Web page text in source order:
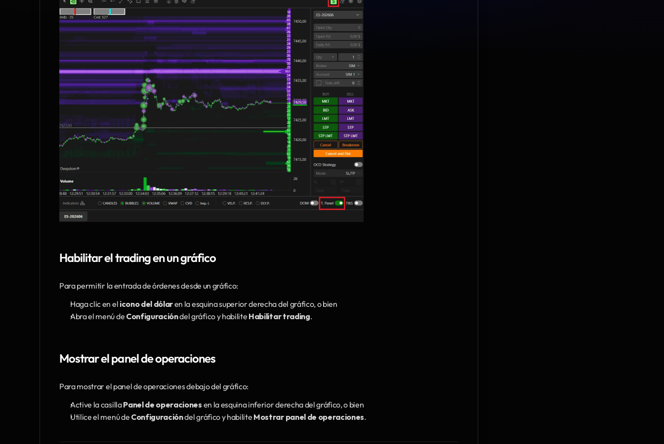
Habilitar el trading en un gráfico
Para permitir la entrada de órdenes desde un gráfico:
Haga clic en el icono del dólar en la esquina superior derecha del gráfico, o bien
Abra el menú de Configuración del gráfico y habilite Habilitar trading.
Mostrar el panel de operaciones
Para mostrar el panel de operaciones debajo del gráfico:
Active la casilla Panel de operaciones en la esquina inferior derecha del gráfico, o bien
Utilice el menú de Configuración del gráfico y habilite Mostrar panel de operaciones.